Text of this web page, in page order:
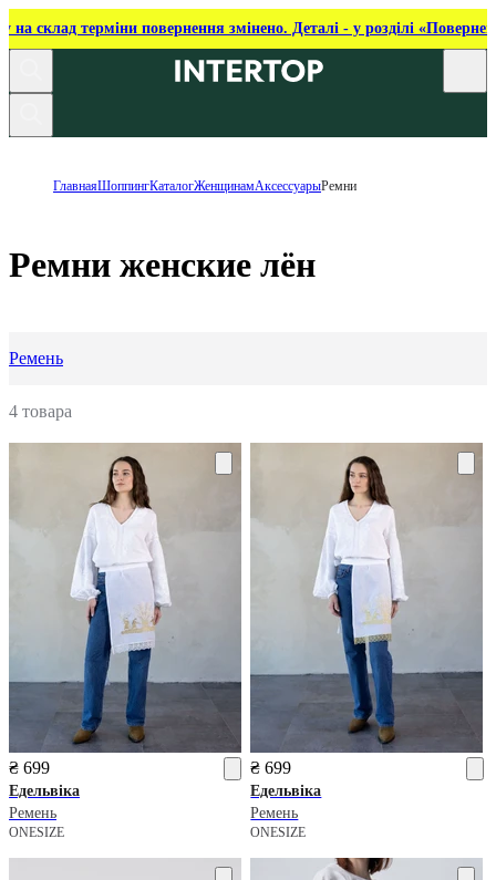
на склад терміни повернення змінено. Деталі - у розділі
ГлавнаяШоппингКаталогЖенщинамАксессуарыРемни
Ремни женские лён
Ремень
4 товара
₴ 699
Едельвіка
Ремень
ONESIZE
₴ 699
Едельвіка
Ремень
ONESIZE